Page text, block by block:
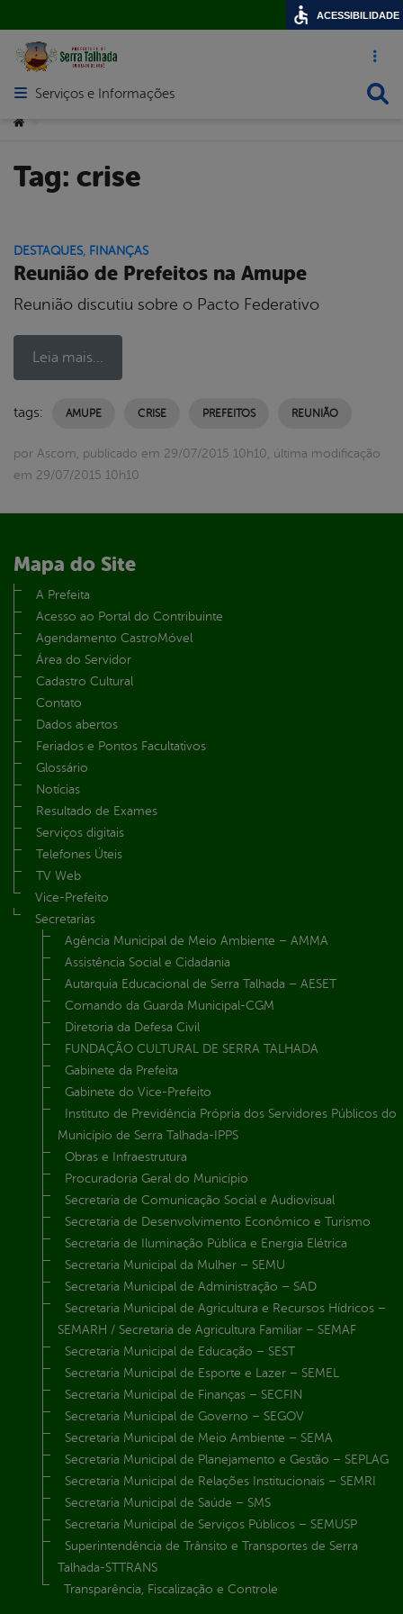
Acesso
Abrir menu principal de navegação
Serviços e Informações
Você está aqui:
Tag: crise
DESTAQUES, FINANÇAS
Reunião de Prefeitos na Amupe
Reunião discutiu sobre o Pacto Federativo
Leia mais...
tags: AMUPE CRISE PREFEITOS REUNIÃO
por Ascom, publicado em 29/07/2015 10h10, última modificação
em 29/07/2015 10h10
Mapa do Site
A Prefeita
Acesso ao Portal do Contribuinte
Agendamento CastroMóvel
Área do Servidor
Cadastro Cultural
Contato
Dados abertos
Feriados e Pontos Facultativos
Glossário
Notícias
Resultado de Exames
Serviços digitais
Telefones Úteis
TV Web
Vice-Prefeito
Secretarias
Agência Municipal de Meio Ambiente – AMMA
Assistência Social e Cidadania
Autarquia Educacional de Serra Talhada – AESET
Comando da Guarda Municipal-CGM
Diretoria da Defesa Civil
FUNDAÇÃO CULTURAL DE SERRA TALHADA
Gabinete da Prefeita
Gabinete do Vice-Prefeito
Instituto de Previdência Própria dos Servidores Públicos do
Município de Serra Talhada-IPPS
Obras e Infraestrutura
Procuradoria Geral do Município
Secretaria de Comunicação Social e Audiovisual
Secretaria de Desenvolvimento Econômico e Turismo
Secretaria de Iluminação Pública e Energia Elétrica
Secretaria Municipal da Mulher – SEMU
Secretaria Municipal de Administração – SAD
Secretaria Municipal de Agricultura e Recursos Hídricos –
SEMARH / Secretaria de Agricultura Familiar – SEMAF
Secretaria Municipal de Educação – SEST
Secretaria Municipal de Esporte e Lazer – SEMEL
Secretaria Municipal de Finanças – SECFIN
Secretaria Municipal de Governo – SEGOV
Secretaria Municipal de Meio Ambiente – SEMA
Secretaria Municipal de Planejamento e Gestão – SEPLAG
Secretaria Municipal de Relações Institucionais – SEMRI
Secretaria Municipal de Saúde – SMS
Secretaria Municipal de Serviços Públicos – SEMUSP
Superintendência de Trânsito e Transportes de Serra
Talhada-STTRANS
Transparência, Fiscalização e Controle
ACESSIBILIDADE